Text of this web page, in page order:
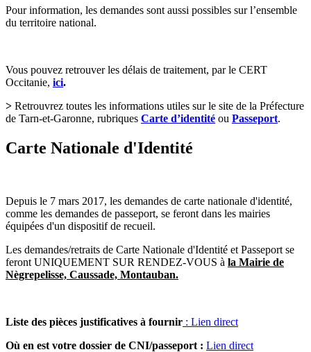
Pour information, les demandes sont aussi possibles sur l’ensemble
du territoire national.
Vous pouvez retrouver les délais de traitement, par le CERT
Occitanie, ici.
> Retrouvrez toutes les informations utiles sur le site de la Préfecture
de Tarn-et-Garonne, rubriques Carte d’identité ou Passeport.
Carte Nationale d'Identité
Depuis le 7 mars 2017, les demandes de carte nationale d'identité,
comme les demandes de passeport, se feront dans les mairies
équipées d'un dispositif de recueil.
Les demandes/retraits de Carte Nationale d'Identité et Passeport se
feront UNIQUEMENT SUR RENDEZ-VOUS à la Mairie de
Nègrepelisse, Caussade, Montauban.
Liste des pièces justificatives à fournir : Lien direct
Où en est votre dossier de CNI/passeport : Lien direct